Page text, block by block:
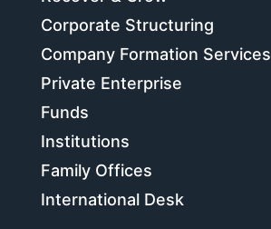
Corporate Structuring
Company Formation Services
Private Enterprise
Funds
Institutions
Family Offices
International Desk